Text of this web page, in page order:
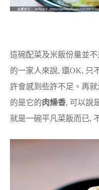
這碗配菜及米飯份量並
的一家人來說, 還OK, 只
許會感到些許不足。再
的是它的肉燥香, 可以說
就是一碗平凡菜飯而已,